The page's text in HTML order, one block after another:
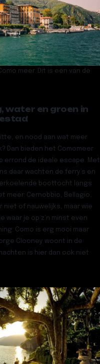
meer. Dit is een van de
water en groen in
en nood aan wat meer
Dan bieden het Comomeer
errond de ideale escape. Met
daar wachten de ferry’s en
boottocht langs
meer: Cernobbio, Bellagio,
niet of nauwelijks, maar wie
waar je op z’n minst even
Como is erg mooi maar
Clooney woont in de
is hier dan ook niet